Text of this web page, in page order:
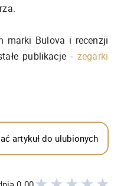
marki Bulova i recenzji
publikacje - zegarki
artykuł do ulubionych